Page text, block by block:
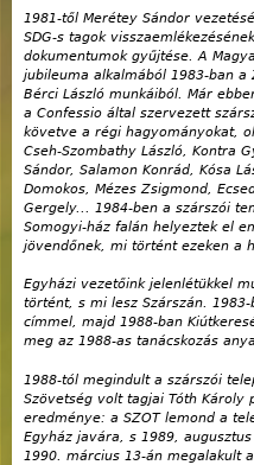
1981-től Merétey Sándor
SDG-s tagok
dokumentumok gyűjtése. A
jubileuma alkalmából 1983-ban
Bérci László munkáiból. Már
a Confessio által szervezett
követve a régi hagyományokat,
Cseh-Szombathy László, Kontra
Sándor, Salamon Konrád, Kósa
Domokos, Mézes Zsigmond,
Gergely... 1984-ben a szárszói
Somogyi-ház falán helyeztek el
jövendőnek, mi történt ezeken a
Egyházi vezetőink jelenlétükkel
történt, s mi lesz Szárszán.
címmel, majd 1988-ban
meg az 1988-as tanácskozás
1988-tól megindult a szárszói
Szövetség volt tagjai Tóth Károly
eredménye: a SZOT lemond a
Egyház javára, s 1989,
1990. március 13-án megalakult